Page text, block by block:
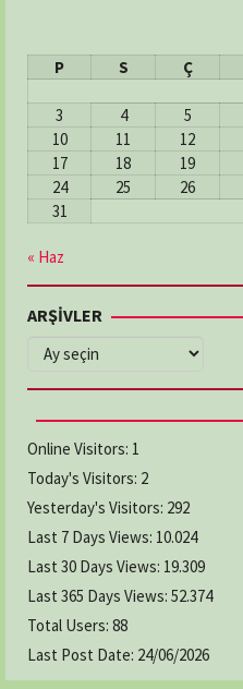
P
S Ç
3
4 5
10
11 12
17
18 19
24
25 26
31
« Haz
ARŞİVLER
ARŞİVLER
Online Visitors: 1
Today's Visitors: 2
Yesterday's Visitors: 292
Last 7 Days Views: 10.024
Last 30 Days Views: 19.309
Last 365 Days Views: 52.374
Total Users: 88
Last Post Date: 24/06/2026